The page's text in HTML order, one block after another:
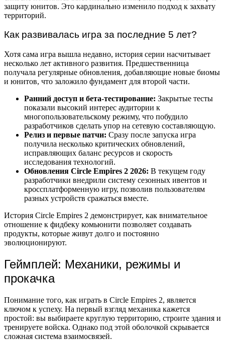
защиту юнитов. Это кардинально изменило подход к захвату
территорий.
Как развивалась игра за последние 5 лет?
Хотя сама игра вышла недавно, история серии насчитывает
несколько лет активного развития. Предшественница
получала регулярные обновления, добавляющие новые биомы
и юнитов, что заложило фундамент для второй части.
Ранний доступ и бета-тестирование: Закрытые тесты
показали высокий интерес аудитории к
многопользовательскому режиму, что побудило
разработчиков сделать упор на сетевую составляющую.
Релиз и первые патчи: Сразу после запуска игра
получила несколько критических обновлений,
исправляющих баланс ресурсов и скорость
исследования технологий.
Обновления Circle Empires 2 2026: В текущем году
разработчики внедрили систему сезонных ивентов и
кроссплатформенную игру, позволив пользователям
разных устройств сражаться вместе.
История Circle Empires 2 демонстрирует, как внимательное
отношение к фидбеку комьюнити позволяет создавать
продукты, которые живут долго и постоянно
эволюционируют.
Геймплей: Механики, режимы и
прокачка
Понимание того, как играть в Circle Empires 2, является
ключом к успеху. На первый взгляд механика кажется
простой: вы выбираете круглую территорию, строите здания и
тренируете войска. Однако под этой оболочкой скрывается
сложная система взаимосвязей.